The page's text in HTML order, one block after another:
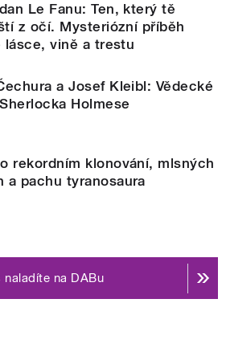
Le Fanu: Ten, který tě
z očí. Mysteriózní příběh
lásce, vině a trestu
a Josef Kleibl: Vědecké
Holmese
rekordním klonování, mlsných
a pachu tyranosaura
naladíte na DABu